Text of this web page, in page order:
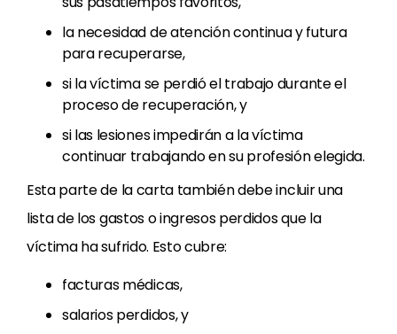
la necesidad de atención continua y futura
para recuperarse,
si la víctima se perdió el trabajo durante el
proceso de recuperación, y
si las lesiones impedirán a la víctima
continuar trabajando en su profesión elegida.
Esta parte de la carta también debe incluir una
lista de los gastos o ingresos perdidos que la
víctima ha sufrido. Esto cubre:
facturas médicas,
salarios perdidos, y